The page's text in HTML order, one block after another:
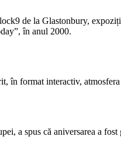
de la Glastonbury,
în anul 2000.
în format interactiv,
a spus că aniversarea a